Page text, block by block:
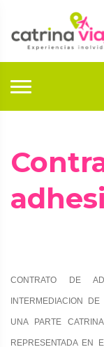
CONTRATO DE
INTERMEDIACION
UNA PARTE
REPRESENTADA EN